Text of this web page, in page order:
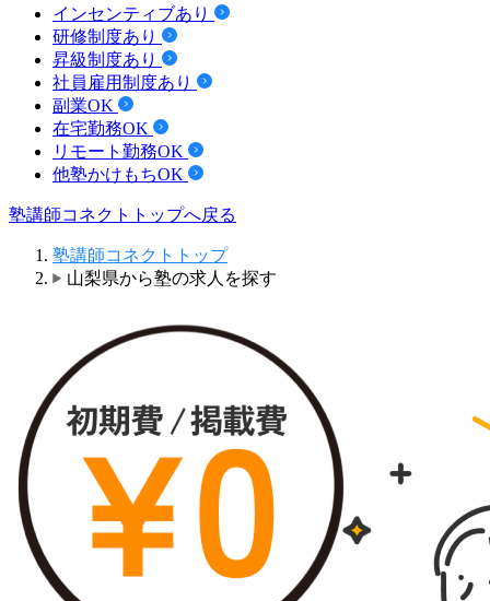
インセンティブあり
研修制度あり
昇級制度あり
社員雇用制度あり
副業OK
在宅勤務OK
リモート勤務OK
他塾かけもちOK
塾講師コネクトトップへ戻る
塾講師コネクトトップ
山梨県から塾の求人を探す